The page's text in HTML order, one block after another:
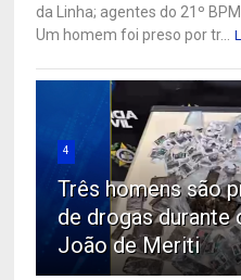
da Linha; agentes do 21º
Um homem foi preso por tr...
4
Três homens são
de drogas durante
João de Meriti